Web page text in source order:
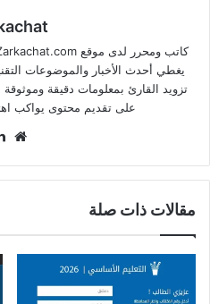
يغطي أحدث الأخبار والموضوعات
تزويد القارئ بمعلومات دقيقة
على تقديم محتوى يواكب
مقالات ذات صلة